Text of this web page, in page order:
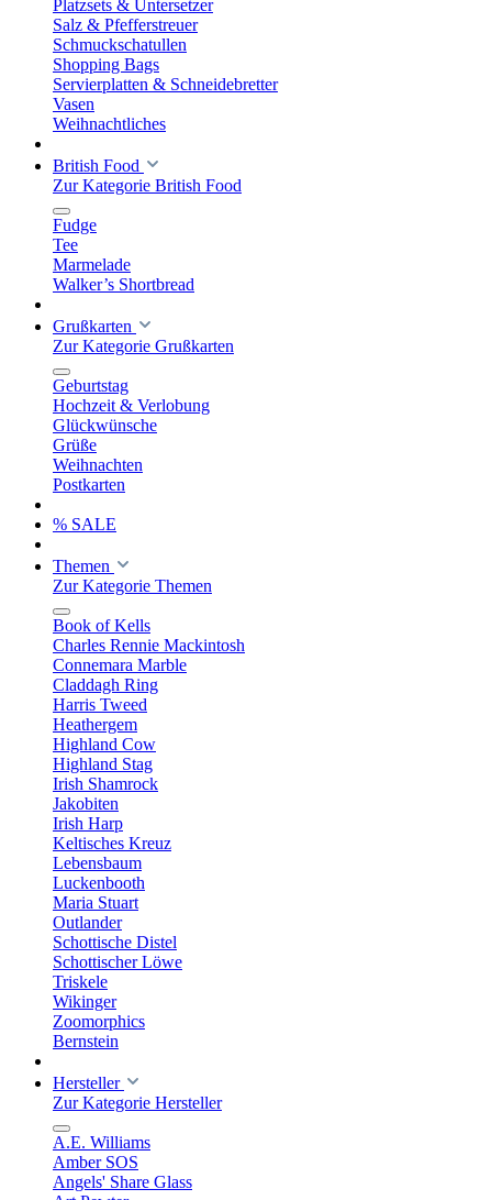
Platzsets & Untersetzer
Salz & Pfefferstreuer
Schmuckschatullen
Shopping Bags
Servierplatten & Schneidebretter
Vasen
Weihnachtliches
British Food
Zur Kategorie British Food
Fudge
Tee
Marmelade
Walker’s Shortbread
Grußkarten
Zur Kategorie Grußkarten
Geburtstag
Hochzeit & Verlobung
Glückwünsche
Grüße
Weihnachten
Postkarten
% SALE
Themen
Zur Kategorie Themen
Book of Kells
Charles Rennie Mackintosh
Connemara Marble
Claddagh Ring
Harris Tweed
Heathergem
Highland Cow
Highland Stag
Irish Shamrock
Jakobiten
Irish Harp
Keltisches Kreuz
Lebensbaum
Luckenbooth
Maria Stuart
Outlander
Schottische Distel
Schottischer Löwe
Triskele
Wikinger
Zoomorphics
Bernstein
Hersteller
Zur Kategorie Hersteller
A.E. Williams
Amber SOS
Angels' Share Glass